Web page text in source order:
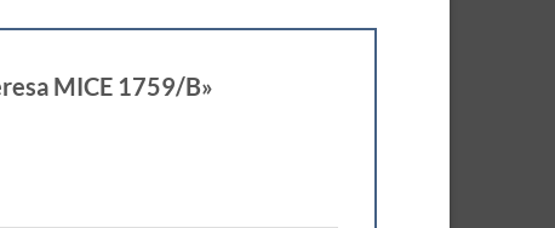
MICE 1759/B»